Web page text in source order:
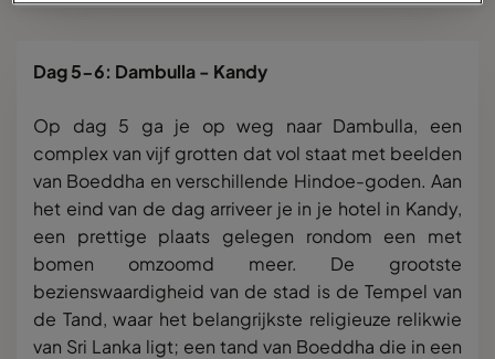
Dag 5-6: Dambulla - Kandy
Op dag 5 ga je op weg naar Dambulla, een
complex van vijf grotten dat vol staat met beelden
van Boeddha en verschillende Hindoe-goden. Aan
het eind van de dag arriveer je in je hotel in Kandy,
een prettige plaats gelegen rondom een met
bomen omzoomd meer. De grootste
bezienswaardigheid van de stad is de Tempel van
de Tand, waar het belangrijkste religieuze relikwie
van Sri Lanka ligt; een tand van Boeddha die in een